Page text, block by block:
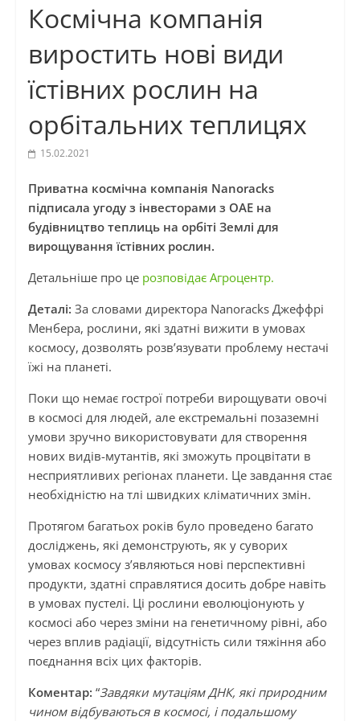
Космічна компанія
виростить нові види
їстівних рослин на
орбітальних теплицях
15.02.2021
Приватна космічна компанія Nanoracks
підписала угоду з інвесторами з ОАЕ на
будівництво теплиць на орбіті Землі для
вирощування їстівних рослин.
Детальніше про це розповідає Агроцентр.
Деталі: За словами директора Nanoracks Джеффрі
Менбера, рослини, які здатні вижити в умовах
космосу, дозволять розв’язувати проблему нестачі
їжі на планеті.
Поки що немає гострої потреби вирощувати овочі
в космосі для людей, але екстремальні позаземні
умови зручно використовувати для створення
нових видів-мутантів, які зможуть процвітати в
несприятливих регіонах планети. Це завдання стає
необхідністю на тлі швидких кліматичних змін.
Протягом багатьох років було проведено багато
досліджень, які демонструють, як у суворих
умовах космосу з’являються нові перспективні
продукти, здатні справлятися досить добре навіть
в умовах пустелі. Ці рослини еволюціонують у
космосі або через зміни на генетичному рівні, або
через вплив радіації, відсутність сили тяжіння або
поєднання всіх цих факторів.
Коментар: “Завдяки мутаціям ДНК, які природним
чином відбуваються в космосі, і подальшому